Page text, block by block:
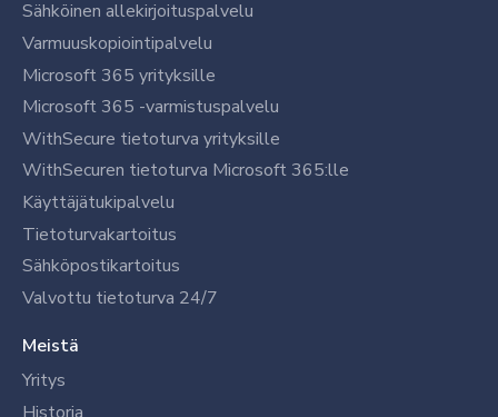
Sähköinen allekirjoituspalvelu
Varmuuskopiointipalvelu
Microsoft 365 yrityksille
Microsoft 365 -varmistuspalvelu
WithSecure tietoturva yrityksille
WithSecuren tietoturva Microsoft 365:lle
Käyttäjätukipalvelu
Tietoturvakartoitus
Sähköpostikartoitus
Valvottu tietoturva 24/7
Meistä
Yritys